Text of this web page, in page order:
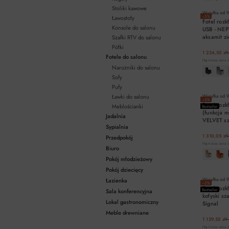
Stoliki kawowe
Ławostoły
Konsole do salonu
Szafki RTV do salonu
Półki
Fotele do salonu
Narożniki do salonu
Sofy
Pufy
Ławki do salonu
Meblościanki
Jadalnia
Sypialnia
Przedpokój
Biuro
Pokój młodzieżowy
Pokój dziecięcy
Łazienka
Sala konferencyjna
Lokal gastronomiczny
Meble drewniane
−5%
Wysyłka od
Fotel
USB -
aksamit
1 224,55 zł
Najniższa cena
−5%
Bestseller
Wysyłka od
Fotel
(funkcja
VELVET
1 310,05 zł
Najniższa cena
−5%
Bestseller
Wysyłka od
Fotel
kołyski
Signal
1 129,55 zł1
Najniższa cena